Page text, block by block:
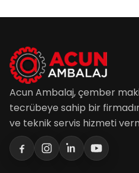
Acun Ambalaj, çember
tecrübeye sahip bir
ve teknik servis hizmeti